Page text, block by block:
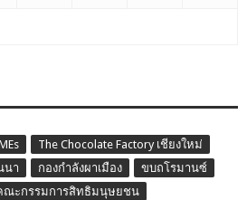
The Chocolate Factory เชียงใหม่
นา กองกำลังผาเมือง
ขบถโรมานซ์
ณะกรรมการสิทธิมนุษยชน